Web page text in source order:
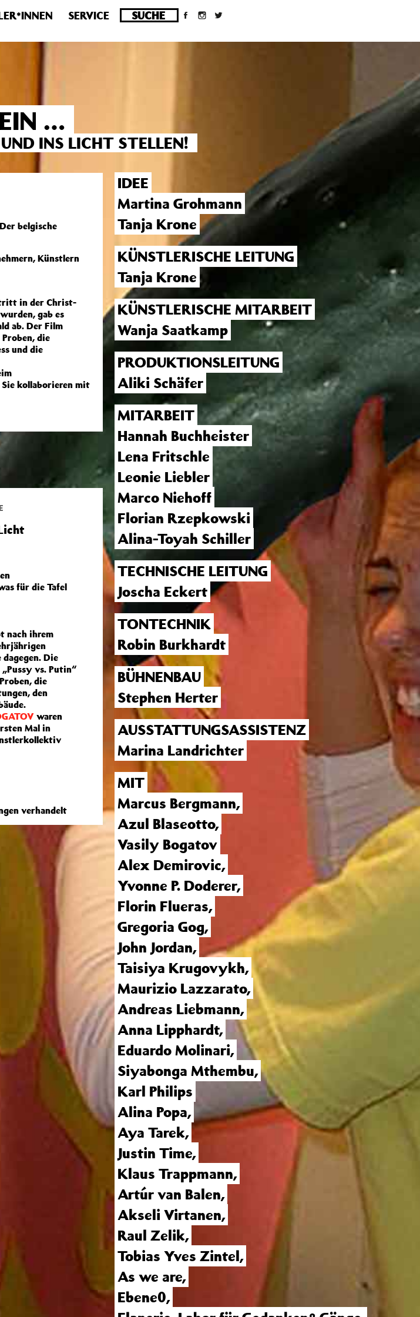
get_permalink(). in
/homepages/10/d43051023/htdocs/wordpress/wp-
SERVICE
…
INS LICHT STELLEN!
belgische
Künstlern
in der Christ-
gab es
ab. Der Film
die
und die
kollaborieren mit
für die Tafel
nach ihrem
Die
vs. Putin“
die
den
waren
Mal in
verhandelt
IDEE
Martina Grohmann
Tanja Krone
KÜNSTLERISCHE LEITUNG
Tanja Krone
KÜNSTLERISCHE MITARBEIT
Wanja Saatkamp
PRODUKTIONSLEITUNG
Aliki Schäfer
MITARBEIT
Hannah Buchheister
Lena Fritschle
Leonie Liebler
Marco Niehoff
Florian Rzepkowski
Alina-Toyah Schiller
TECHNISCHE LEITUNG
Joscha Eckert
TONTECHNIK
Robin Burkhardt
BÜHNENBAU
Stephen Herter
AUSSTATTUNGSASSISTENZ
Marina Landrichter
MIT
Marcus Bergmann,
Azul Blaseotto,
Vasily Bogatov
Alex Demirovic,
Yvonne P. Doderer,
Florin Flueras,
Gregoria Gog,
John Jordan,
Taisiya Krugovykh,
Maurizio Lazzarato,
Andreas Liebmann,
Anna Lipphardt,
Eduardo Molinari,
Siyabonga Mthembu,
Karl Philips
Alina Popa,
Aya Tarek,
Justin Time,
Klaus Trappmann,
Artúr van Balen,
Akseli Virtanen,
Raul Zelik,
Tobias Yves Zintel,
As we are,
Ebene0,